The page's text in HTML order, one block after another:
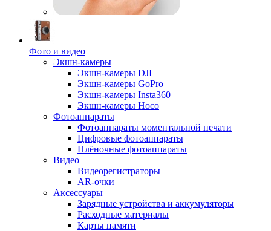
Фото и видео
Экшн-камеры
Экшн-камеры DJI
Экшн-камеры GoPro
Экшн-камеры Insta360
Экшн-камеры Hoco
Фотоаппараты
Фотоаппараты моментальной печати
Цифровые фотоаппараты
Плёночные фотоаппараты
Видео
Видеорегистраторы
AR-очки
Аксессуары
Зарядные устройства и аккумуляторы
Расходные материалы
Карты памяти